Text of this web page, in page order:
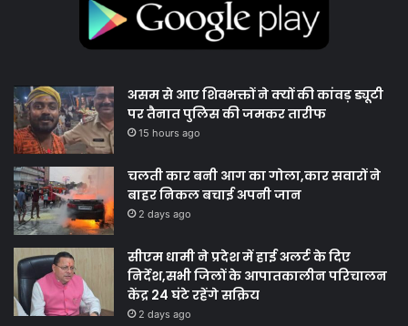
असम से आए शिवभक्तों ने क्यों की कांवड़ ड्यूटी
पर तैनात पुलिस की जमकर तारीफ
15 hours ago
चलती कार बनी आग का गोला,कार सवारों ने
बाहर निकल बचाई अपनी जान
2 days ago
सीएम धामी ने प्रदेश में हाई अलर्ट के दिए
निर्देश,सभी जिलों के आपातकालीन परिचालन
केंद्र 24 घंटे रहेंगे सक्रिय
2 days ago